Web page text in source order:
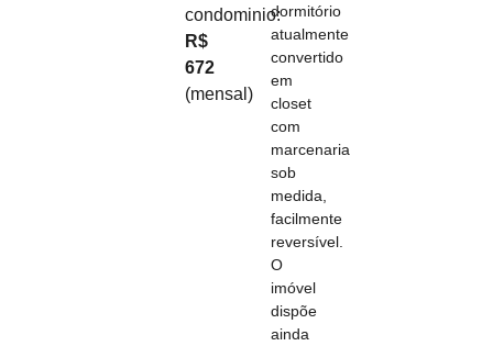
condominio:
R$
672
(mensal)
dormitório
atualmente
convertido
em
closet
com
marcenaria
sob
medida,
facilmente
reversível.
O
imóvel
dispõe
ainda